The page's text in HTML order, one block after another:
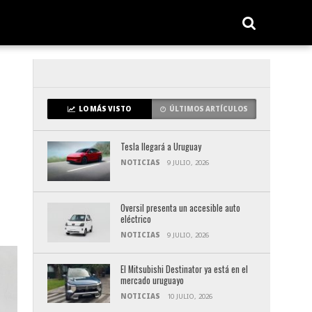
LO MÁS VISTO ÚLTIMOS ARTÍCULOS
Tesla llegará a Uruguay
NOTICIAS 9 JULIO, 2026
Oversil presenta un accesible auto
eléctrico
NOTICIAS 9 JULIO, 2026
El Mitsubishi Destinator ya está en el
mercado uruguayo
NOTICIAS 10 JULIO, 2026